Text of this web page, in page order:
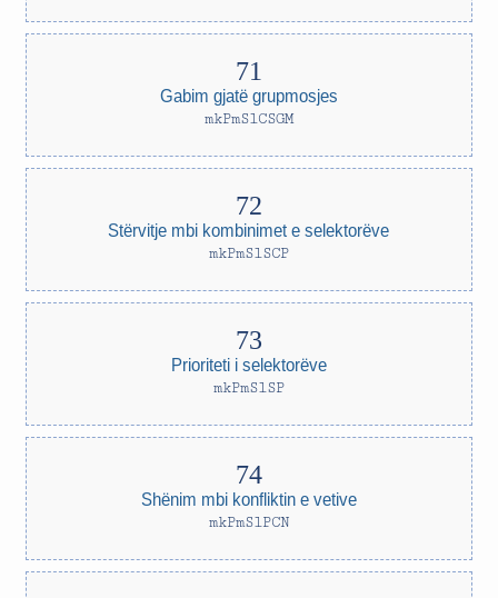
Gabim gjatë grupmosjes
mkPmSlCSGM
Stërvitje mbi kombinimet e selektorëve
mkPmSlSCP
Prioriteti i selektorëve
mkPmSlSP
Shënim mbi konfliktin e vetive
mkPmSlPCN